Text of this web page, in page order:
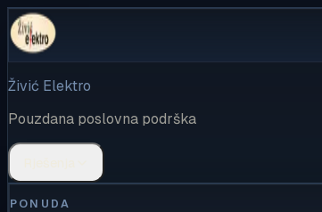
Živić Elektro
Pouzdana poslovna podrška
PONUDA